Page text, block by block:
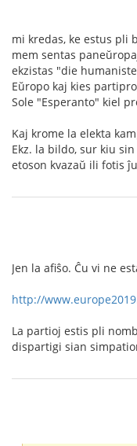
mi kredas, ke estus pli
mem sentas
ekzistas "die
Eŭropo kaj kies
Sole "Esperanto" kiel
Kaj krome la elekta
Ekz. la bildo, sur kiu
etoson kvazaŭ ili fotis
Jen la afiŝo. Ĉu vi ne
http://
La partioj estis pli
dispartigi sian